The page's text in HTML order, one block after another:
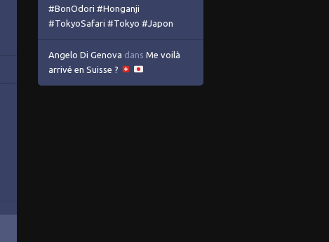
#BonOdori #Honganji
#TokyoSafari #Tokyo #Japon
Angelo Di Genova dans Me voilà
arrivé en Suisse ?